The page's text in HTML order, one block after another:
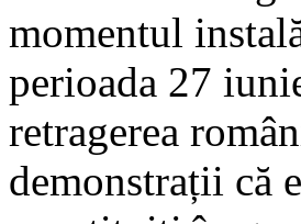
momentul
perioada 27
retragerea
demonstrații că